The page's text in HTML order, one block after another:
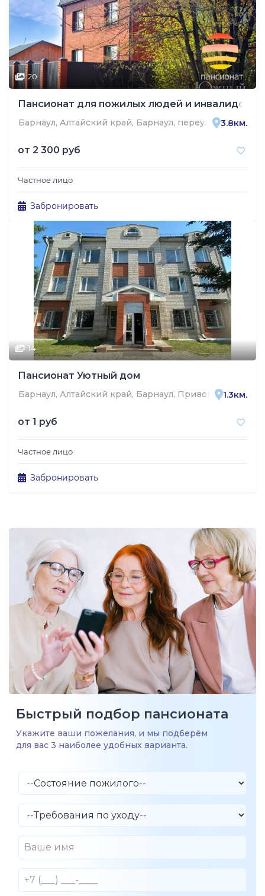
20
Пансионат для пожилых людей и инвалидов
Барнаул, Алтайский край, Барнаул, переулок3.8км.
от 2 300 руб
Частное лицо
Забронировать
14
Пансионат Уютный дом
Барнаул, Алтайский край, Барнаул, Привокзальная
1.3км.
от 1 руб
Частное лицо
Забронировать
Быстрый подбор пансионата
Укажите ваши пожелания, и мы подберём
для вас 3 наиболее удобных варианта.